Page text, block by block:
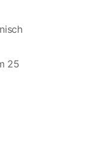
25